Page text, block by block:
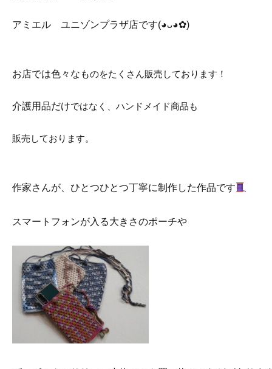
アミエル ユニゾンプラザ店です(◕ᴗ◕✿)⁡⁡⁡
お店では色々なものをたくさん販売しております！⁡
介護用品だけではなく、ハンドメイド商品も
販売しております。⁡
作家さんが、ひとつひとつ丁寧に制作した作品です
スマートフォンが入る大きさのポーチや